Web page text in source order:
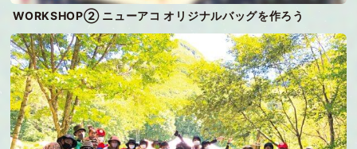
WORKSHOP② ニューアコ オリジナルバッグを作ろう